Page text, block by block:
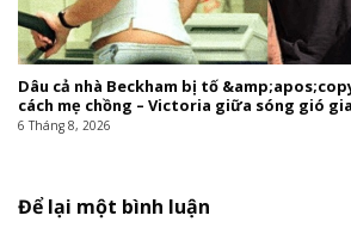
Dâu cả nhà Beckham bị tố
cách mẹ chồng – Victoria giữa sóng gió
6 Tháng 8, 2026
Để lại một bình luận